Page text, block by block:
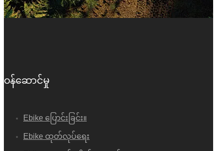
ဝန်ဆောင်မှု
Ebike ပြောင်းခြင်း။
Ebike ထုတ်လုပ်ရေး